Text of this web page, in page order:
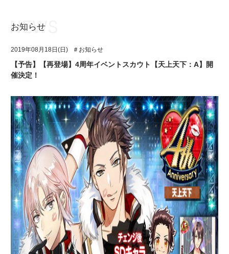
ユニット&キャラクター
アプリゲーム
イベント・キャンペーン
ミュージック
グッズ・本
ギャラリー
アイ★チュウとは
ユニット&キャラクター
アプリゲーム
イベント・キャンペーン
ミュージック
グッズ・本
ギャラリー
お知らせ
2019年08月18日(日) ＃お知らせ
【予告】【再登場】4周年イベントスカウト【天上天下：A】開
催決定！